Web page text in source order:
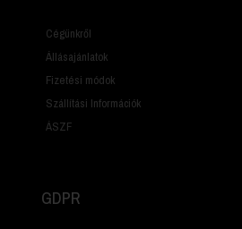
Cégünkről
Állásajánlatok
Fizetési módok
Szállítási Információk
ÁSZF
GDPR